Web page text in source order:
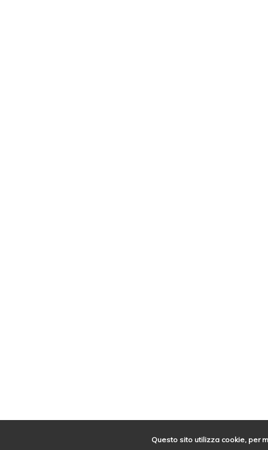
Questo sito utilizza cookie, per